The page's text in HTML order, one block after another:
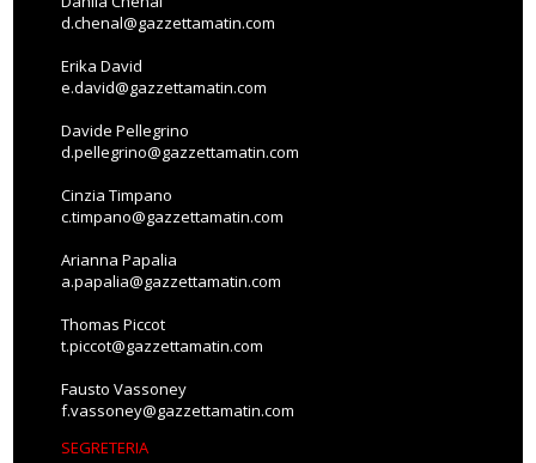
d.chenal@gazzettamatin.com
Erika David
e.david@gazzettamatin.com
Davide Pellegrino
d.pellegrino@gazzettamatin.com
Cinzia Timpano
c.timpano@gazzettamatin.com
Arianna Papalia
a.papalia@gazzettamatin.com
Thomas Piccot
t.piccot@gazzettamatin.com
Fausto Vassoney
f.vassoney@gazzettamatin.com
SEGRETERIA